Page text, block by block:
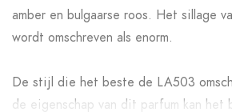
amber en bulgaarse roos. Het sillage
wordt omschreven als enorm.
De stijl die het beste de LA503
de eigenschap van dit parfum kan het